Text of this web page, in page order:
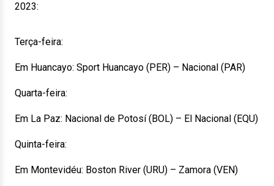
2023:
Terça-feira:
Em Huancayo: Sport Huancayo (PER) – Nacional (PAR)
Quarta-feira:
Em La Paz: Nacional de Potosí (BOL) – El Nacional (EQU)
Quinta-feira:
Em Montevidéu: Boston River (URU) – Zamora (VEN)